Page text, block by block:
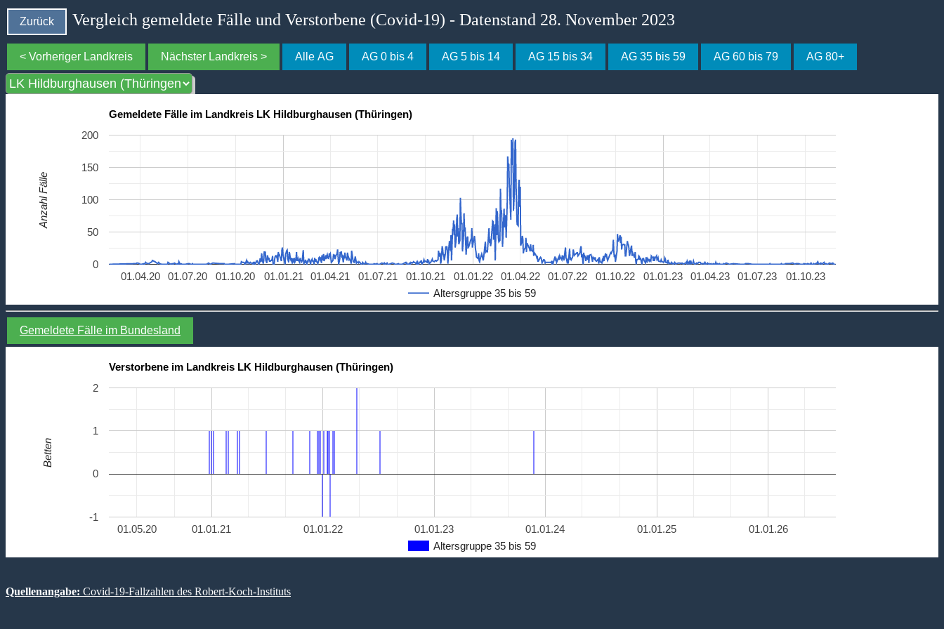
Zurück Vergleich gemeldete Fälle und Verstorbene (Covid-19) - Datenstand 28. November 2023
< Vorheriger Landkreis Nächster Landkreis > Alle AG AG 0 bis 4 AG 5 bis 14 AG 15 bis 34 AG 35 bis 59 AG 60 bis 79 AG 80+
Gemeldete Fälle im Landkreis LK Hildburghausen (Thüringen)
Altersgruppe 35 bis 59
01.01.21 01.01.22 01.01.23
01.04.20 01.07.20 01.10.20 01.04.21 01.07.21 01.10.21 01.04.22 01.07.22 01.10.22 01.04.23 01.07.23 01.10.23
0
50
100
150
200
Anzahl Fälle
Gemeldete Fälle im Bundesland
Verstorbene im Landkreis LK Hildburghausen (Thüringen)
Altersgruppe 35 bis 59
01.01.21 01.01.22 01.01.23 01.01.24 01.01.25 01.01.26
01.05.20
-1
0
1
2
Betten
Quellenangabe: Covid-19-Fallzahlen des Robert-Koch-Instituts